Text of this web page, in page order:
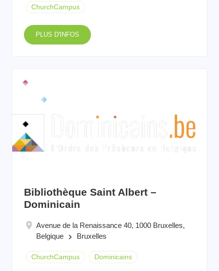
ChurchCampus
PLUS D'INFOS
Bibliothèque Saint Albert –
Dominicain
Avenue de la Renaissance 40, 1000 Bruxelles,
Belgique
keyboard_arrow_right Bruxelles
ChurchCampus Dominicains